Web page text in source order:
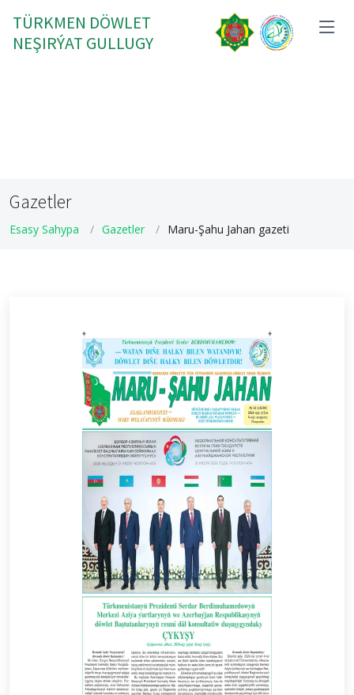
TÜRKMEN DÖWLET
NEŞIRÝAT GULLUGY
Gazetler
Esasy Sahypa Gazetler Maru-Şahu Jahan gazeti